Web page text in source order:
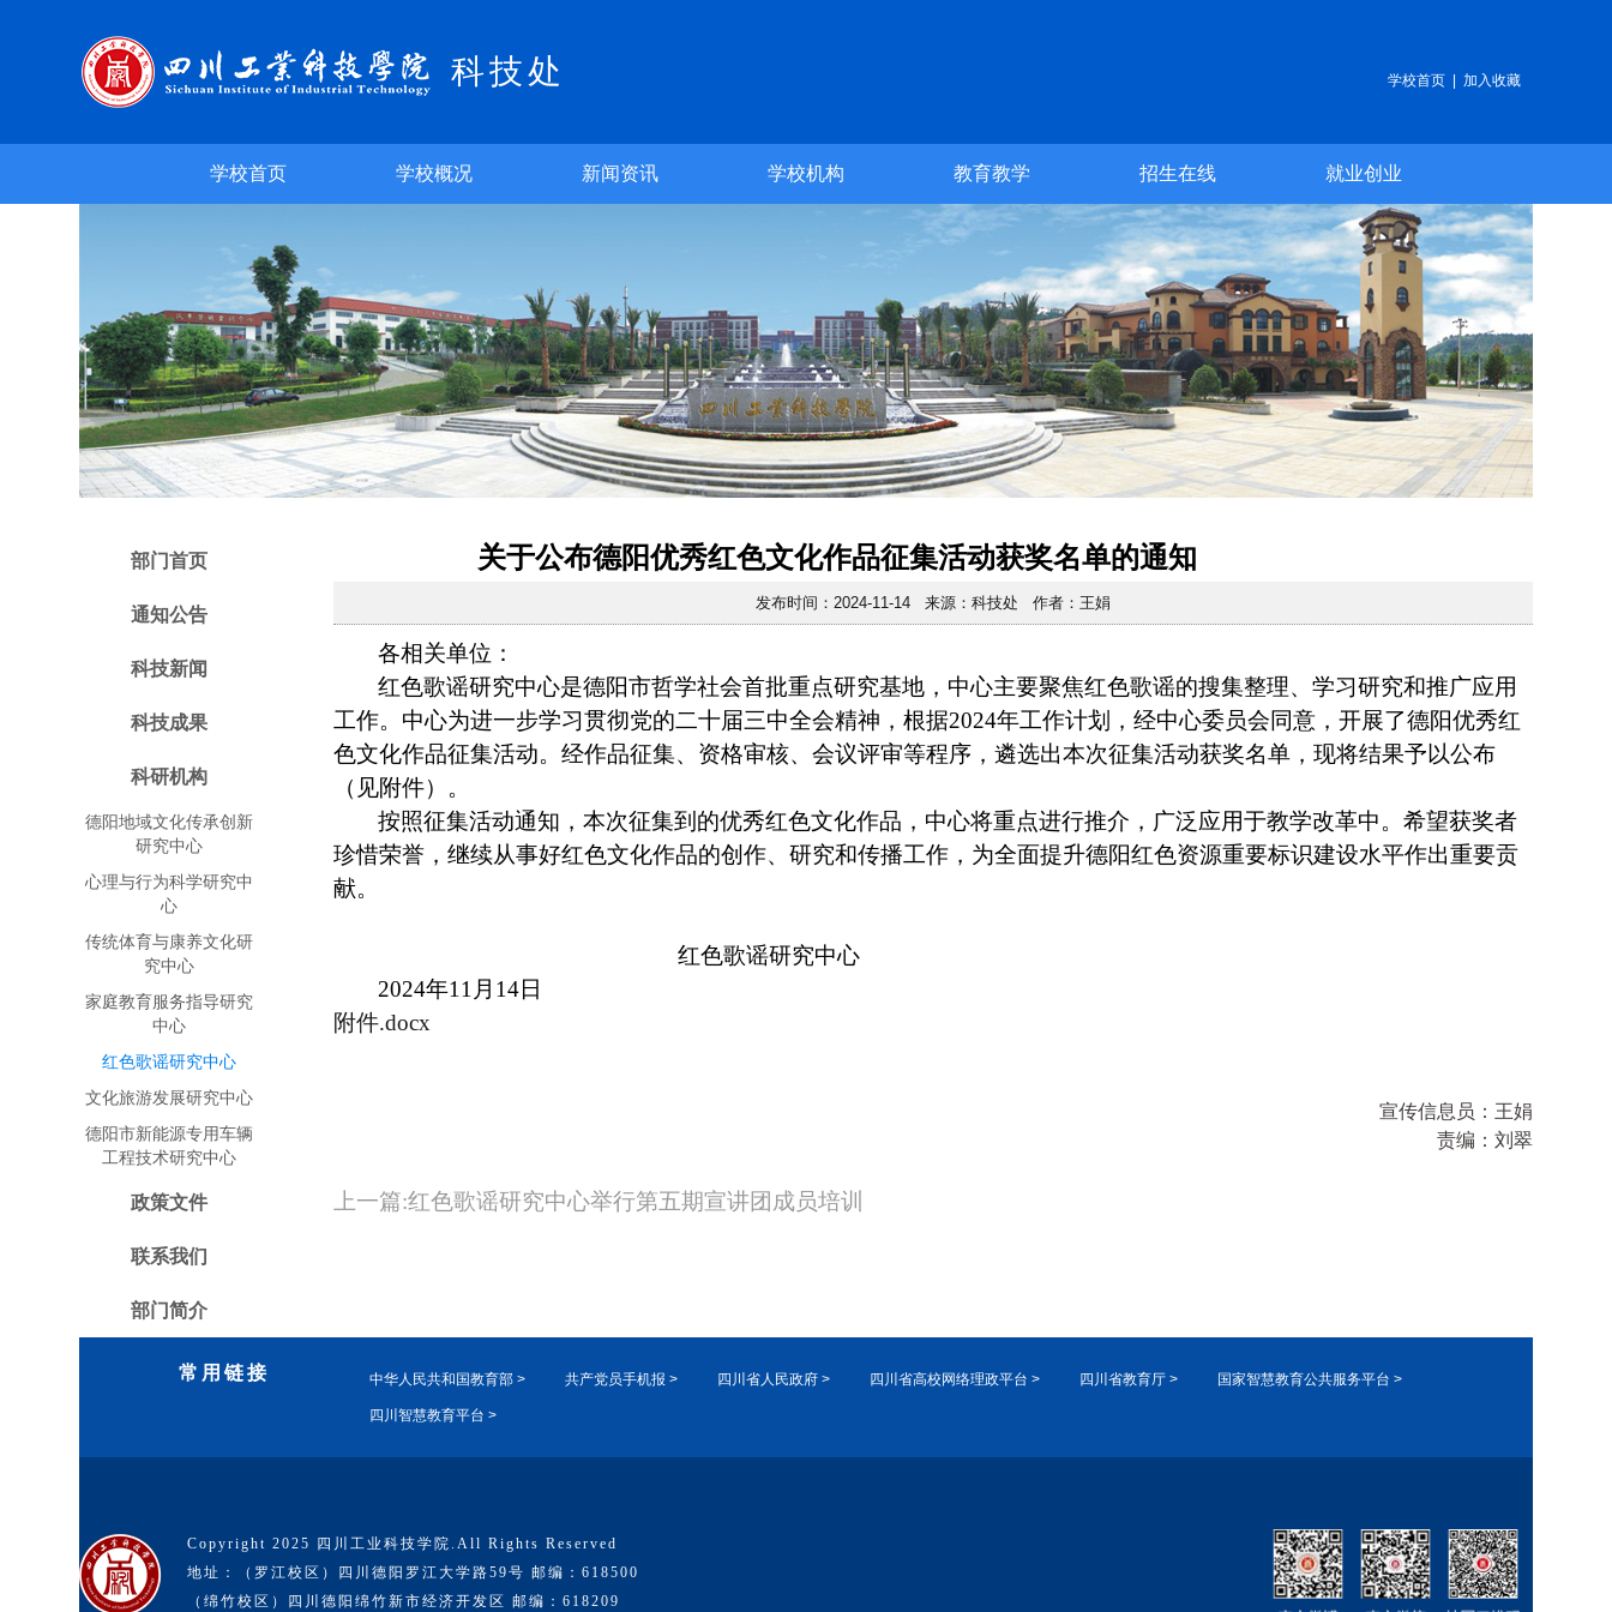
科技处 学校首页 加入收藏
学校首页 学校概况 新闻资讯 学校机构 教育教学 招生在线 就业创业
部门首页
通知公告
科技新闻
科技成果
科研机构
德阳地域文化传承创新
研究中心
心理与行为科学研究中
心
传统体育与康养文化研
究中心
家庭教育服务指导研究
中心
红色歌谣研究中心
文化旅游发展研究中心
德阳市新能源专用车辆
工程技术研究中心
政策文件
联系我们
部门简介
关于公布德阳优秀红色文化作品征集活动获奖名单的通知
发布时间：2024-11-14 来源：科技处 作者：王娟
各相关单位：
红色歌谣研究中心是德阳市哲学社会首批重点研究基地，中心主要聚焦红色歌谣的搜集整理、学习研究和推广应用
工作。中心为进一步学习贯彻党的二十届三中全会精神，根据2024年工作计划，经中心委员会同意，开展了德阳优秀红
色文化作品征集活动。经作品征集、资格审核、会议评审等程序，遴选出本次征集活动获奖名单，现将结果予以公布
（见附件）。
按照征集活动通知，本次征集到的优秀红色文化作品，中心将重点进行推介，广泛应用于教学改革中。希望获奖者
珍惜荣誉，继续从事好红色文化作品的创作、研究和传播工作，为全面提升德阳红色资源重要标识建设水平作出重要贡
献。
红色歌谣研究中心
2024年11月14日
附件.docx
宣传信息员： 王娟
责编： 刘翠
上一篇:红色歌谣研究中心举行第五期宣讲团成员培训
常用链接 中华人民共和国教育部 > 共产党员手机报 > 四川省人民政府 > 四川省高校网络理政平台 > 四川省教育厅 > 国家智慧教育公共服务平台 >
四川智慧教育平台 >
Copyright 2025 四川工业科技学院.All Rights Reserved
地址：（罗江校区）四川德阳罗江大学路59号 邮编：618500
（绵竹校区）四川德阳绵竹新市经济开发区 邮编：618209